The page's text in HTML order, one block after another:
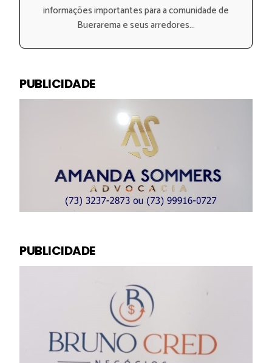
informações importantes para a comunidade de
Buerarema e seus arredores...
PUBLICIDADE
PUBLICIDADE